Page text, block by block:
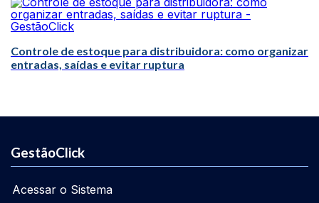
Controle de estoque para distribuidora: como organizar
entradas, saídas e evitar ruptura
GestãoClick
Acessar o Sistema